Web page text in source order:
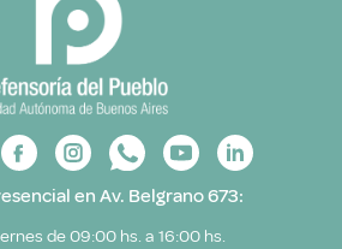
en Av. Belgrano 673:
de 09:00 hs. a 16:00 hs.